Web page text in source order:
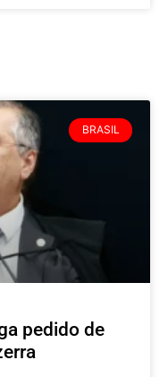
BRASIL
pedido de